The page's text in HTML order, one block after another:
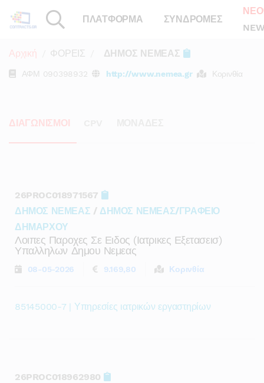
ΠΛΑΤΦΟΡΜΑ ΣΥΝΔΡΟΜΕΣ
Αρχική ΦΟΡΕΙΣ ΔΗΜΟΣ ΝΕΜΕΑΣ
ΑΦΜ 090398932 http://www.nemea.gr Κορινθία
ΔΙΑΓΩΝΙΣΜΟΙ
26PROC018971567
ΔΗΜΟΣ ΝΕΜΕΑΣ / ΔΗΜΟΣ ΝΕΜΕΑΣ/ΓΡΑΦΕΙΟ
ΔΗΜΑΡΧΟΥ
Λοιπες Παροχες Σε Ειδος (ιατρικες Εξετασεισ)
Υπαλληλων Δημου Νεμεας
08-05-2026 9.169,80 Κορινθία
85145000-7 | Υπηρεσίες ιατρικών εργαστηρίων
26PROC018962980